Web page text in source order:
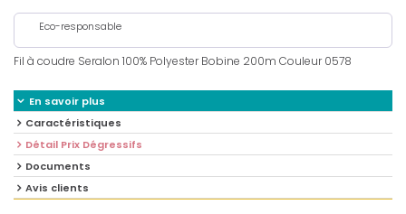
Eco-responsable
Fil à coudre Seralon 100% Polyester Bobine 200m Couleur 0578
En savoir plus
Caractéristiques
Détail Prix Dégressifs
Documents
Avis clients